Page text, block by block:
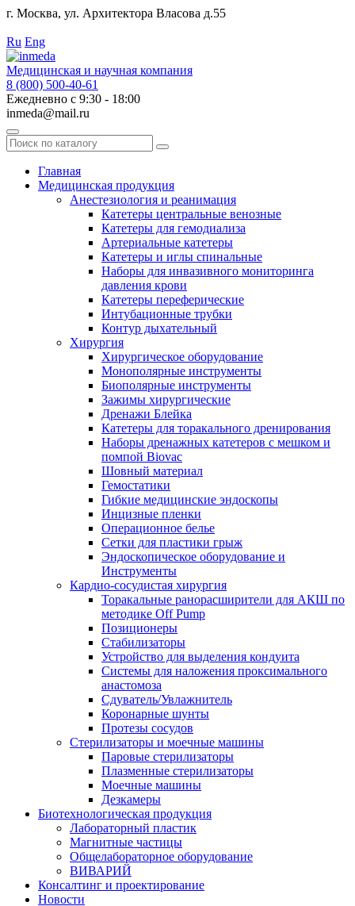
г. Москва, ул. Архитектора Власова д.55
Ru Eng
Медицинская и научная компания
8 (800) 500-40-61
Ежедневно с 9:30 - 18:00
inmeda@mail.ru
Поиск
по
каталогуГлавная
Медицинская продукция
Анестезиология и реанимация
Катетеры центральные венозные
Катетеры для гемодиализа
Артериальные катетеры
Катетеры и иглы спинальные
Наборы для инвазивного мониторинга
давления крови
Катетеры переферические
Интубационные трубки
Контур дыхательный
Хирургия
Хирургическое оборудование
Монополярные инструменты
Биополярные инструменты
Зажимы хирургические
Дренажи Блейка
Катетеры для торакального дренирования
Наборы дренажных катетеров с мешком и
помпой Biovac
Шовный материал
Гемостатики
Гибкие медицинские эндоскопы
Инцизные пленки
Операционное белье
Сетки для пластики грыж
Эндоскопическое оборудование и
Инструменты
Кардио-сосудистая хирургия
Торакальные ранорасширители для АКШ по
методике Off Pump
Позиционеры
Стабилизаторы
Устройство для выделения кондуита
Системы для наложения проксимального
анастомоза
Сдуватель/Увлажнитель
Коронарные шунты
Протезы сосудов
Стерилизаторы и моечные машины
Паровые стерилизаторы
Плазменные стерилизаторы
Моечные машины
Дезкамеры
Биотехнологическая продукция
Лабораторный пластик
Магнитные частицы
Общелабораторное оборудование
ВИВАРИЙ
Консалтинг и проектирование
Новости